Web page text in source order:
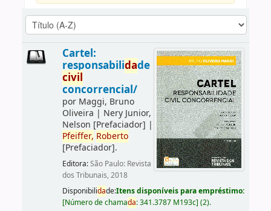
Cartel:
responsabilidade
civil
concorrencial/
por Maggi, Bruno
Oliveira | Nery Junior,
Nelson [Prefaciador] |
Pfeiffer, Roberto
[Prefaciador].
Editora:São Paulo: Revista
dos Tribunais, 2018
Disponibilidade:Itens disponíveis para empréstimo:
[Número de chamada:341.3787 M193c] (2).